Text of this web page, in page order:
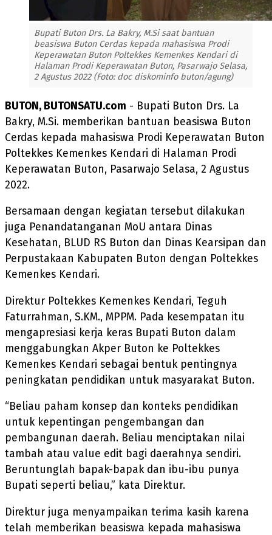
Bupati Buton Drs. La Bakry, M.Si saat bantuan
beasiswa Buton Cerdas kepada mahasiswa Prodi
Keperawatan Buton Poltekkes Kemenkes Kendari di
Halaman Prodi Keperawatan Buton, Pasarwajo Selasa,
2 Agustus 2022 (Foto: doc diskominfo buton/agung)
BUTON, BUTONSATU.com - Bupati Buton Drs. La
Bakry, M.Si. memberikan bantuan beasiswa Buton
Cerdas kepada mahasiswa Prodi Keperawatan Buton
Poltekkes Kemenkes Kendari di Halaman Prodi
Keperawatan Buton, Pasarwajo Selasa, 2 Agustus
2022.
Bersamaan dengan kegiatan tersebut dilakukan
juga Penandatanganan MoU antara Dinas
Kesehatan, BLUD RS Buton dan Dinas Kearsipan dan
Perpustakaan Kabupaten Buton dengan Poltekkes
Kemenkes Kendari.
Direktur Poltekkes Kemenkes Kendari, Teguh
Faturrahman, S.KM., MPPM. Pada kesempatan itu
mengapresiasi kerja keras Bupati Buton dalam
menggabungkan Akper Buton ke Poltekkes
Kemenkes Kendari sebagai bentuk pentingnya
peningkatan pendidikan untuk masyarakat Buton.
“Beliau paham konsep dan konteks pendidikan
untuk kepentingan pengembangan dan
pembangunan daerah. Beliau menciptakan nilai
tambah atau value edit bagi daerahnya sendiri.
Beruntunglah bapak-bapak dan ibu-ibu punya
Bupati seperti beliau,” kata Direktur.
Direktur juga menyampaikan terima kasih karena
telah memberikan beasiswa kepada mahasiswa